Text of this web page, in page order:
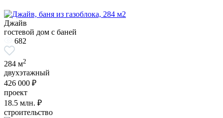
Джайв
гостевой дом с баней
682
284 м2
двухэтажный
426 000 ₽
проект
18.5 млн. ₽
строительство